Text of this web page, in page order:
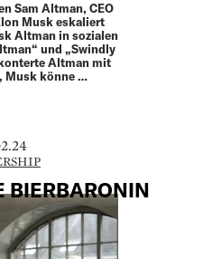
Sam Altman, CEO
Musk eskaliert
Altman in sozialen
und „Swindly
Altman mit
Musk könne …
BIERBARONIN